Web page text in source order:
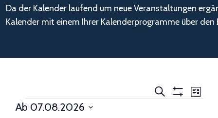
Da der Kalender laufend um neue Veranstaltungen
Kalender mit einem Ihrer Kalenderprogramme über
Veranstaltungen
Suche
Suche
FilterListe
Veranstaltungen
Ab 07.08.2026